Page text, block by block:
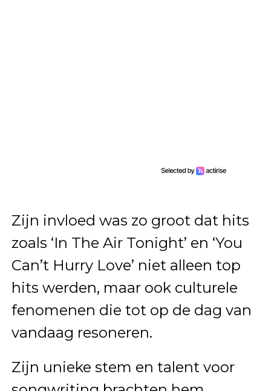
Zijn invloed was zo groot dat hits
zoals ‘In The Air Tonight’ en ‘You
Can’t Hurry Love’ niet alleen top
hits werden, maar ook culturele
fenomenen die tot op de dag van
vandaag resoneren.
Zijn unieke stem en talent voor